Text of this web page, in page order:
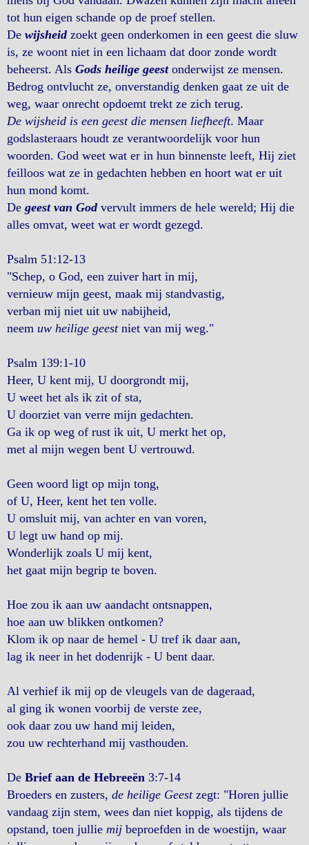
tot hun eigen schande op de proef stellen.
De wijsheidzoekt geen onderkomen in een geest die sluw
is, ze woont niet in een lichaam dat door zonde wordt
beheerst. Als Gods heilige geestonderwijst ze mensen.
Bedrog ontvlucht ze, onverstandig denken gaat ze uit de
weg, waar onrecht opdoemt trekt ze zich terug.
De wijsheid is een geest die mensen liefheeft. Maar
godslasteraars houdt ze verantwoordelijk voor hun
woorden. God weet wat er in hun binnenste leeft, Hij ziet
feilloos wat ze in gedachten hebben en hoort wat er uit
hun mond komt.
De geest van Godvervult immers de hele wereld; Hij die
alles omvat, weet wat er wordt gezegd.
Psalm 51:12-13
"Schep, o God, een zuiver hart in mij,
vernieuw mijn geest, maak mij standvastig,
verban mij niet uit uw nabijheid,
neem uw heilige geestniet van mij weg."
Psalm 139:1-10
Heer, U kent mij, U doorgrondt mij,
U weet het als ik zit of sta,
U doorziet van verre mijn gedachten.
Ga ik op weg of rust ik uit, U merkt het op,
met al mijn wegen bent U vertrouwd.
Geen woord ligt op mijn tong,
of U, Heer, kent het ten volle.
U omsluit mij, van achter en van voren,
U legt uw hand op mij.
Wonderlijk zoals U mij kent,
het gaat mijn begrip te boven.
Hoe zou ik aan uw aandacht ontsnappen,
hoe aan uw blikken ontkomen?
Klom ik op naar de hemel - U tref ik daar aan,
lag ik neer in het dodenrijk - U bent daar.
Al verhief ik mij op de vleugels van de dageraad,
al ging ik wonen voorbij de verste zee,
ook daar zou uw hand mij leiden,
zou uw rechterhand mij vasthouden.
De Brief aan de Hebreeën 3:7-14
Broeders en zusters, de heilige Geestzegt: "Horen jullie
vandaag zijn stem, wees dan niet koppig, als tijdens de
opstand, toen jullie mij beproefden in de woestijn, waar